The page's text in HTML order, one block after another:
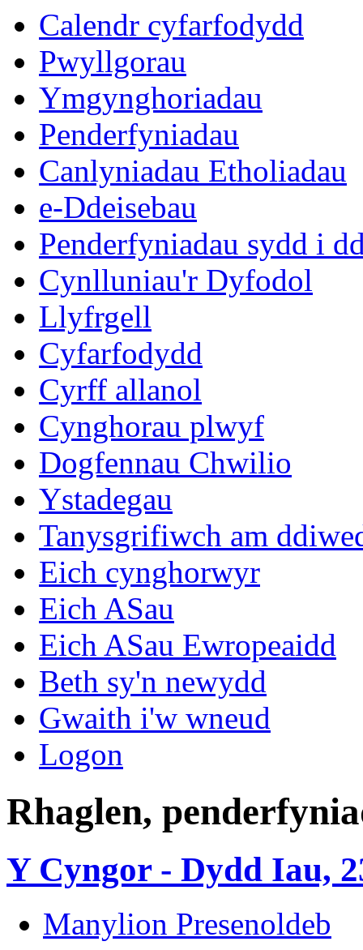
Calendr cyfarfodydd
Pwyllgorau
Ymgynghoriadau
Penderfyniadau
Canlyniadau Etholiadau
e-Ddeisebau
Penderfyniadau sydd i
Cynlluniau'r Dyfodol
Llyfrgell
Cyfarfodydd
Cyrff allanol
Cynghorau plwyf
Dogfennau Chwilio
Ystadegau
Tanysgrifiwch am
Eich cynghorwyr
Eich ASau
Eich ASau Ewropeaidd
Beth sy'n newydd
Gwaith i'w wneud
Logon
Rhaglen,
Y Cyngor - Dydd Iau,
Manylion Presenoldeb